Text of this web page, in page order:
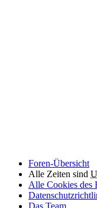
Foren-Übersicht
Alle Zeiten sind
Alle Cookies des